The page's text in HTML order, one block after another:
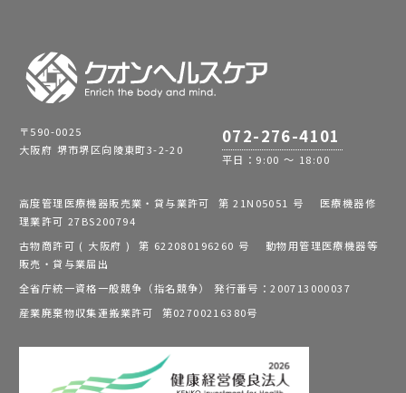
〒590-0025
大阪府 堺市堺区向陵東町3-2-20
072-276-4101
平日：9:00 ～ 18:00
高度管理医療機器販売業・貸与業許可 第 21N05051 号 医療機器修
理業許可 27BS200794
古物商許可 ( 大阪府 ) 第 622080196260 号 動物用管理医療機器等
販売・貸与業届出
全省庁統一資格一般競争（指名競争） 発行番号：200713000037
産業廃棄物収集運搬業許可 第02700216380号